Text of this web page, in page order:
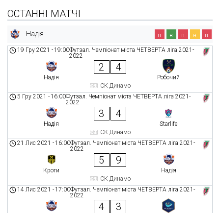
ОСТАННІ МАТЧІ
Надія п в п н п
Футзал. Чемпіонат міста ЧЕТВЕРТА ліга 2021-
2022
19 Гру 2021 -19:00
Надія
2 4
Робочий
СК Динамо
Футзал. Чемпіонат міста ЧЕТВЕРТА ліга 2021-
2022
5 Гру 2021 -16:00
Надія
3 4
Starlife
СК Динамо
Футзал. Чемпіонат міста ЧЕТВЕРТА ліга 2021-
2022
21 Лис 2021 -16:00
Кроти
5 9
Надія
СК Динамо
Футзал. Чемпіонат міста ЧЕТВЕРТА ліга 2021-
2022
14 Лис 2021 -17:00
4 3